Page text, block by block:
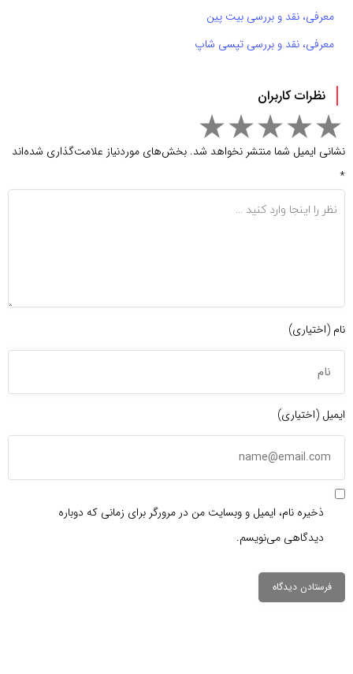
معرفی، نقد و بررسی بیت پین
معرفی، نقد و بررسی تپسی شاپ
نظرات کاربران
نشانی ایمیل شما منتشر نخواهد شد. بخش‌های موردنیاز علامت‌گذاری شده‌اند
*
نام (اختیاری)
ایمیل (اختیاری)
ذخیره نام، ایمیل و وبسایت من در مرورگر برای زمانی که دوباره
دیدگاهی می‌نویسم.